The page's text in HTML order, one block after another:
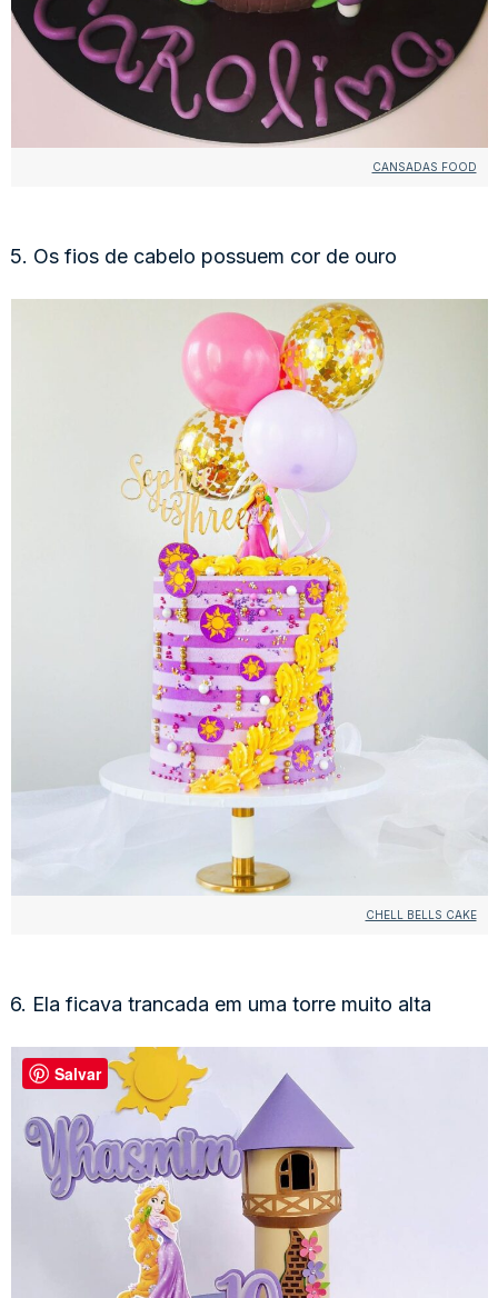
CANSADAS FOOD
5. Os fios de cabelo possuem cor de ouro
CHELL BELLS CAKE
6. Ela ficava trancada em uma torre muito alta
Salvar